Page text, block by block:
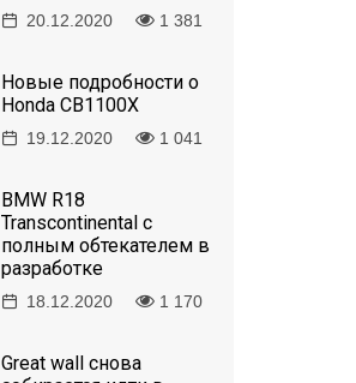
20.12.2020 1 381
Новые подробности о
Honda CB1100X
19.12.2020 1 041
BMW R18
Transcontinental с
полным обтекателем в
разработке
18.12.2020 1 170
Great wall снова